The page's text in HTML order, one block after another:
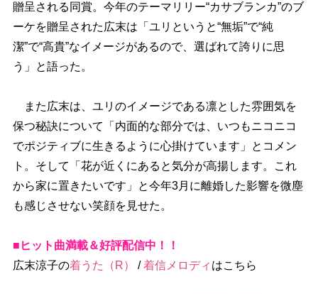
贈呈される同賞。今年のテーマリリー“カサブランカ”のブ
ーケを贈呈された広末は「ユリというと“無垢”で“純
潔”で“高貴”なイメージがあるので、選ばれて誇りに思
う」と語った。
また広末は、ユリのイメージである凛とした雰囲気を
保つ秘訣について「内面的な部分では、いつもニコニコ
でポジティブに生きるように心掛けています」とコメン
ト。そして「花が近くにあると気分が高揚します。これ
から家に置きたいです」と今年3月に離婚した影響を微塵
も感じさせない笑顔を見せた。
■ヒット曲満載＆好評配信中！！
広末涼子の着うた（R） /着信メロディ はこちら